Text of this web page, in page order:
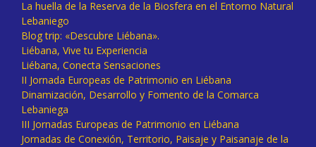
La huella de la Reserva de la Biosfera en el Entorno Natural
Lebaniego
Blog trip: «Descubre Liébana».
Liébana, Vive tu Experiencia
Liébana, Conecta Sensaciones
II Jornada Europeas de Patrimonio en Liébana
Dinamización, Desarrollo y Fomento de la Comarca
Lebaniega
III Jornadas Europeas de Patrimonio en Liébana
Jornadas de Conexión, Territorio, Paisaje y Paisanaje de la